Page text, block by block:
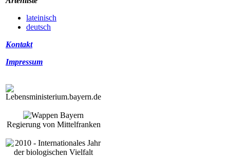
lateinisch
deutsch
Kontakt
Impressum
Regierung von Mittelfranken